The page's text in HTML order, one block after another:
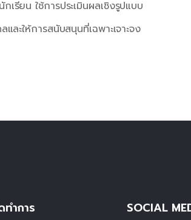
รียน ใช้การประเมินผลเชิงรูปแบบ
ละให้การสนับสนุนที่เฉพาะเจาะจง
ทำการ SOCIAL